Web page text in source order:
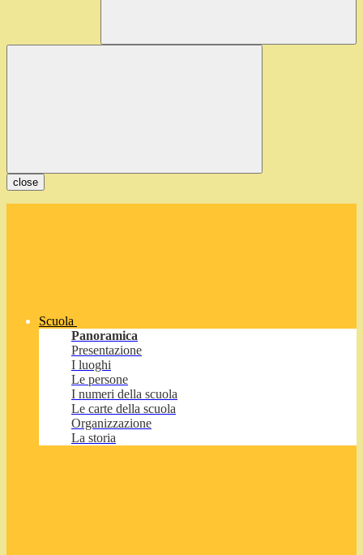
close
Scuola
Panoramica
Presentazione
I luoghi
Le persone
I numeri della scuola
Le carte della scuola
Organizzazione
La storia